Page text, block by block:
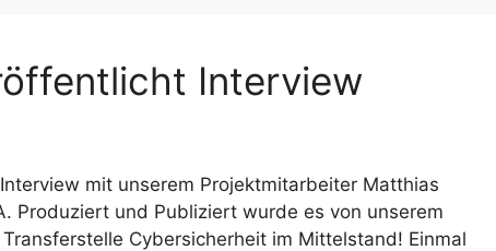
Interview
mit unserem Projektmitarbeiter Matthias
Produziert und Publiziert wurde es von unserem
Cybersicherheit im Mittelstand! Einmal